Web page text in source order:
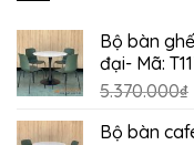
Bộ bàn
đại- Mã:
5.370.000₫
Bộ bàn